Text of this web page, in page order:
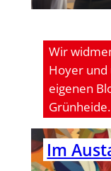
Wir
Hoyer
eigenen
Grünheide.
Im